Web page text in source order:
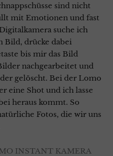
sind nicht
mit Emotionen und fast
suche ich
Bild, drücke dabei
bis mir das Bild
nachgearbeitet und
gelöscht. Bei der Lomo
eine Shot und ich lasse
heraus kommt. So
Fotos, die wir uns
INSTANT KAMERA